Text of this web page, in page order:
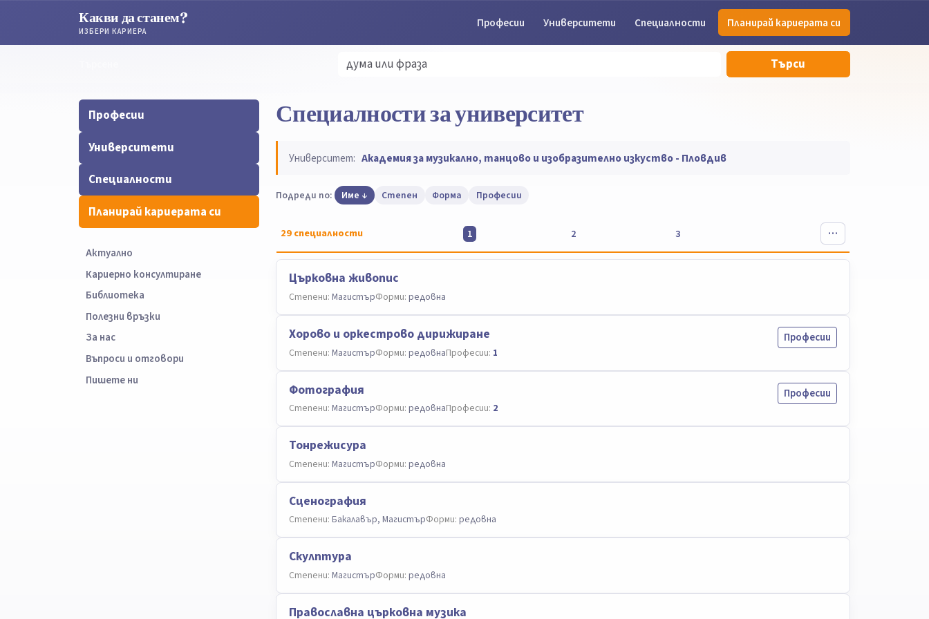
Какви да станем?
ИЗБЕРИ КАРИЕРА
Професии Университети Специалности Планирай кариерата си
Търси
Професии
Университети
Специалности
Планирай кариерата си
Актуално
Кариерно консултиране
Библиотека
Полезни връзки
За нас
Въпроси и отговори
Пишете ни
Специалности за университет
Университет: Академия за музикално, танцово и изобразително изкуство - Пловдив
Подреди по: Име Степен Форма Професии
29специалности 1 2 3
Църковна живопис
Степени: МагистърФорми: редовна
Хорово и оркестрово дирижиране
Степени: МагистърФорми: редовнаПрофесии: 1
Професии
Фотография
Степени: МагистърФорми: редовнаПрофесии: 2
Професии
Тонрежисура
Степени: МагистърФорми: редовна
Сценография
Степени: Бакалавър, МагистърФорми: редовна
Скулптура
Степени: МагистърФорми: редовна
Православна църковна музика